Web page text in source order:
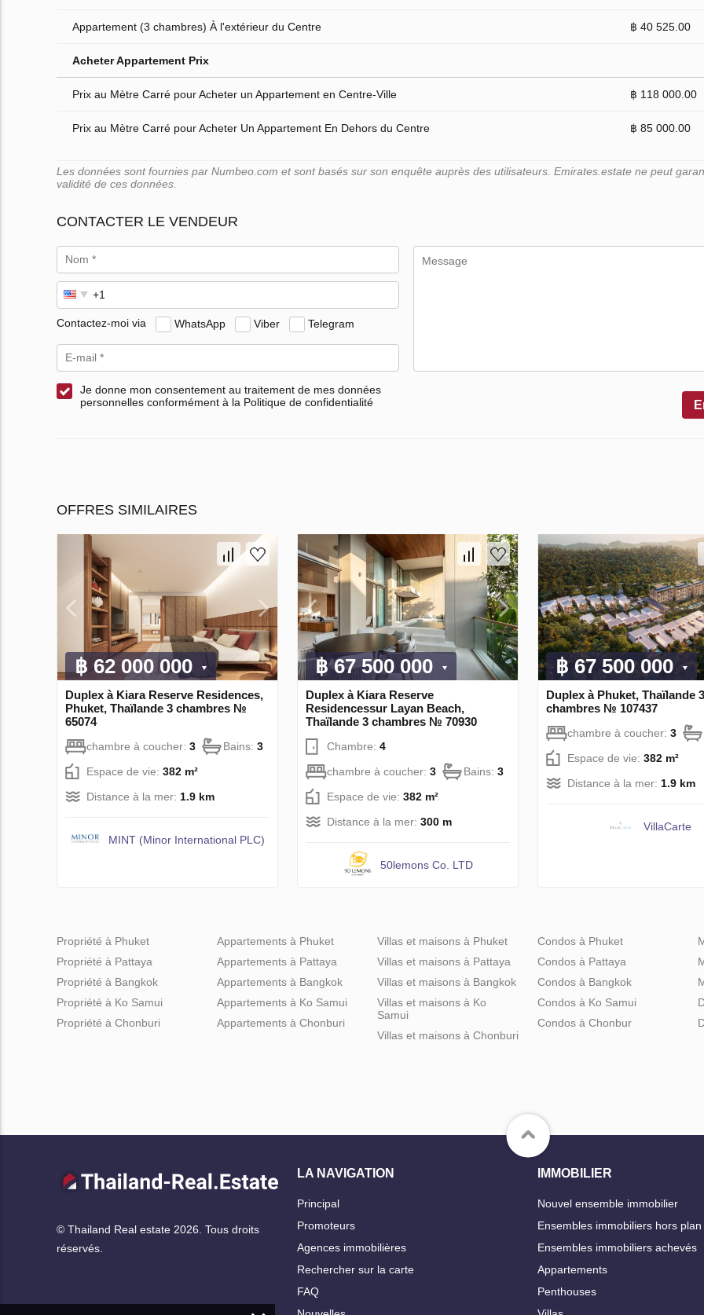
Appartement (3 chambres) À l'extérieur du Centre ฿ 40 525.00
Acheter Appartement Prix
Prix au Mètre Carré pour Acheter un Appartement en Centre-Ville ฿ 118 000.00
Prix au Mètre Carré pour Acheter Un Appartement En Dehors du Centre ฿ 85 000.00
Les données sont fournies par Numbeo.com et sont basés sur son enquête auprès des utilisateurs. Emirates.estate ne peut
validité de ces données.
CONTACTER LE VENDEUR
Contactez-moi via WhatsApp Viber Telegram
Je donne mon consentement au traitement de mes données
personnelles conformément à la Politique de confidentialité
OFFRES SIMILAIRES
฿ 62 000 000
Duplex à Kiara Reserve Residences,
Phuket, Thaïlande 3 chambres №
65074
chambre à coucher: 3 Bains: 3
Espace de vie: 382 m²
Distance à la mer: 1.9 km
MINT (Minor International PLC)
฿ 67 500 000
Duplex à Kiara Reserve
Residencessur Layan Beach,
Thaïlande 3 chambres № 70930
Chambre: 4
chambre à coucher: 3 Bains: 3
Espace de vie: 382 m²
Distance à la mer: 300 m
50lemons Co. LTD
฿ 67 500 000
Duplex à Phuket, Thaïlande 3
chambres № 107437
chambre à coucher: 3
Espace de vie: 382 m²
Distance à la mer: 1.9 km
VillaСarte
Propriété à Phuket
Propriété à Pattaya
Propriété à Bangkok
Propriété à Ko Samui
Propriété à Chonburi
Appartements à Phuket
Appartements à Pattaya
Appartements à Bangkok
Appartements à Ko Samui
Appartements à Chonburi
Villas et maisons à Phuket
Villas et maisons à Pattaya
Villas et maisons à Bangkok
Villas et maisons à Ko
Samui
Villas et maisons à Chonburi
Condos à Phuket
Condos à Pattaya
Condos à Bangkok
Condos à Ko Samui
Condos à Chonbur
© Thailand Real estate 2026. Tous droits
réservés.
LA NAVIGATION
Principal
Promoteurs
Agences immobilières
Rechercher sur la carte
FAQ
IMMOBILIER
Nouvel ensemble immobilier
Ensembles immobiliers hors plan
Ensembles immobiliers achevés
Appartements
Penthouses